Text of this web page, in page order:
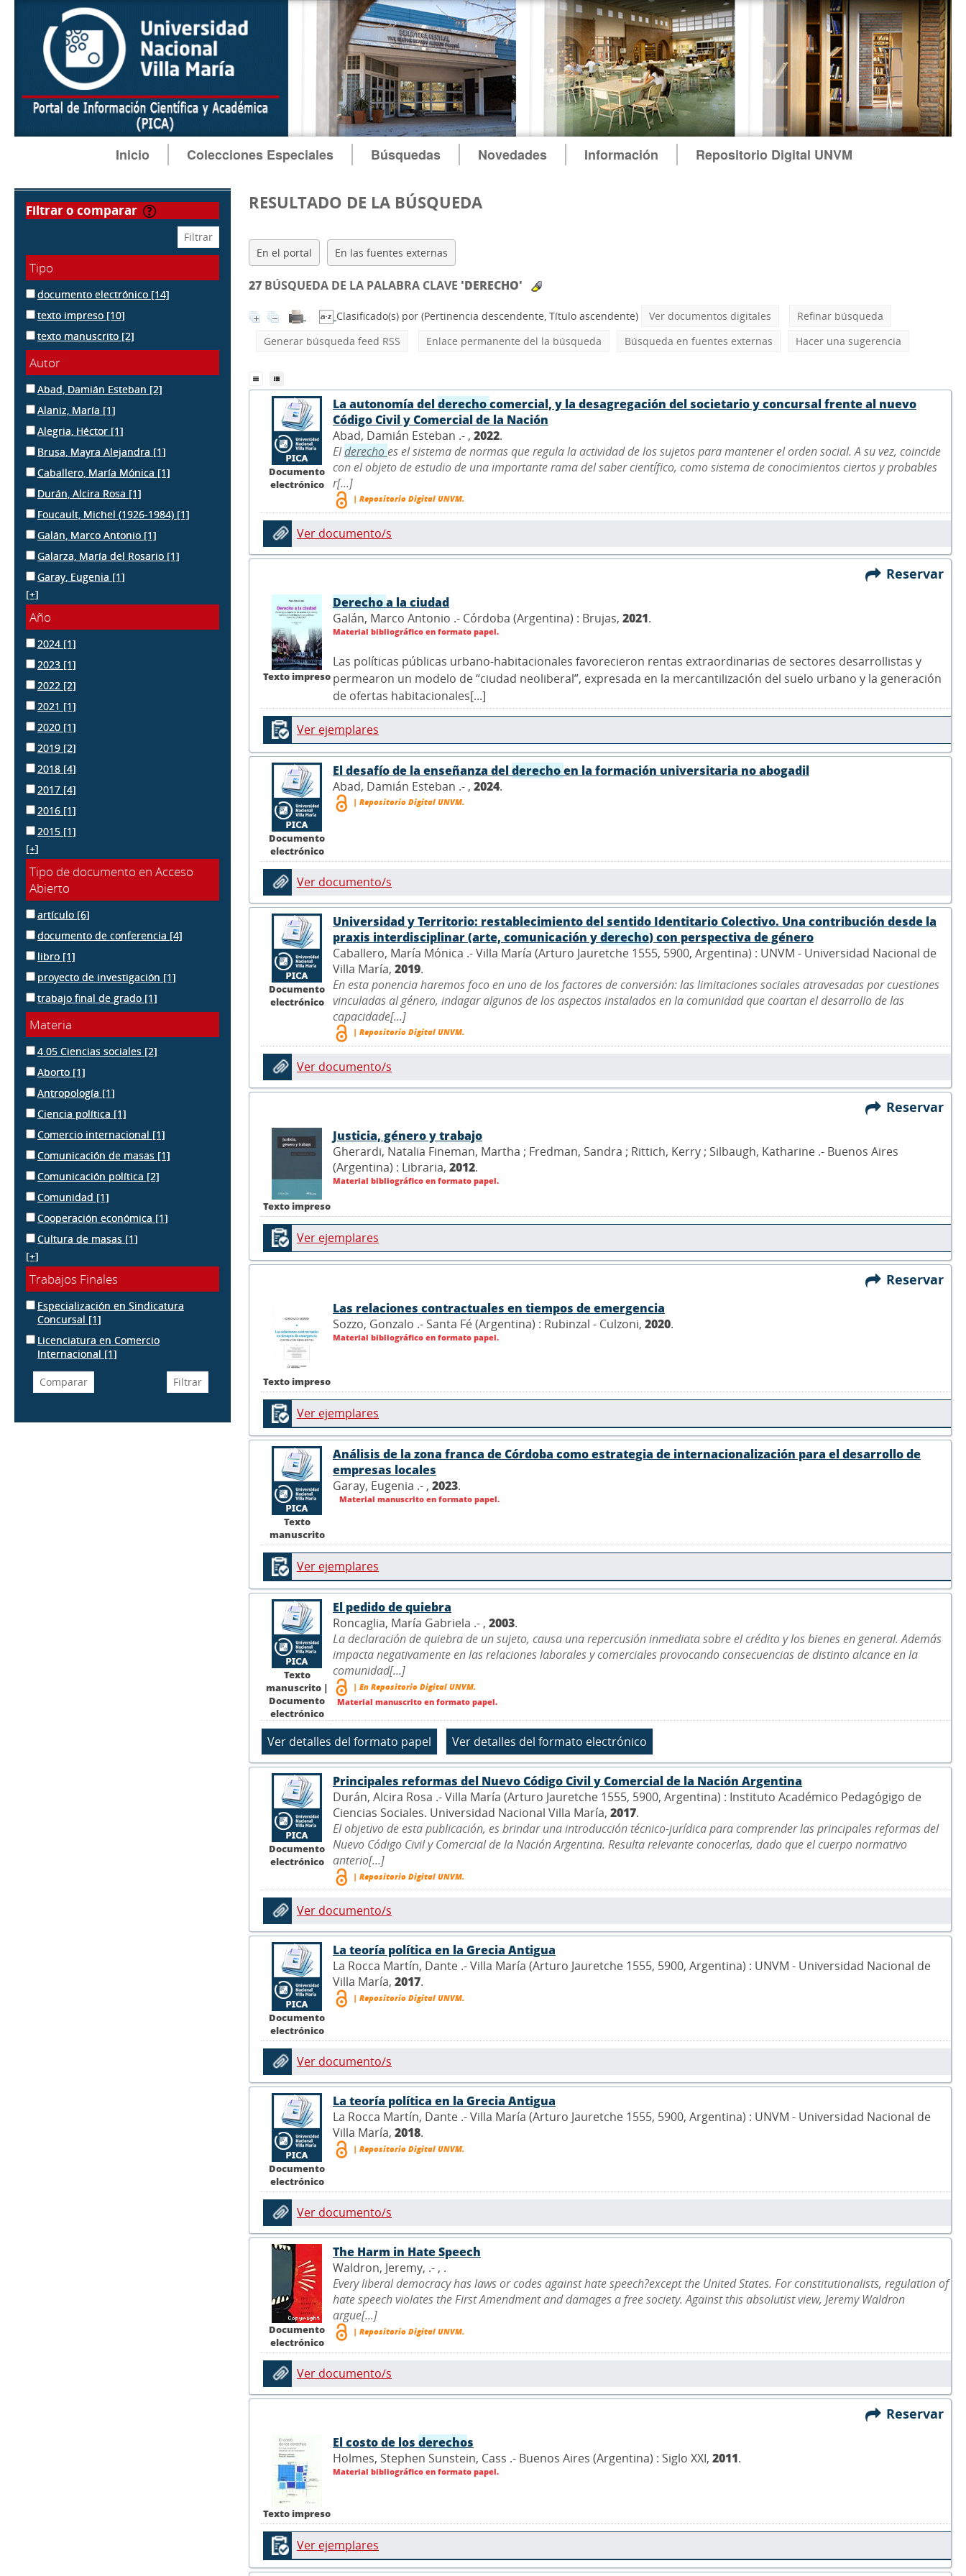
Inicio Colecciones Especiales Búsquedas Novedades Información Repositorio Digital UNVM
filtrar o comparar
Tipo
documento electrónico [14]
texto impreso [10]
texto manuscrito [2]
Autor
Abad, Damián Esteban [2]
Alaniz, María [1]
Alegria, Héctor [1]
Brusa, Mayra Alejandra [1]
Caballero, María Mónica [1]
Durán, Alcira Rosa [1]
Foucault, Michel (1926-1984) [1]
Galán, Marco Antonio [1]
Galarza, María del Rosario [1]
Garay, Eugenia [1]
[+]
Año
2024 [1]
2023 [1]
2022 [2]
2021 [1]
2020 [1]
2019 [2]
2018 [4]
2017 [4]
2016 [1]
2015 [1]
[+]
Tipo de documento en Acceso
Abierto
artículo [6]
documento de conferencia [4]
libro [1]
proyecto de investigación [1]
trabajo final de grado [1]
Materia
4.05 Ciencias sociales [2]
Aborto [1]
Antropología [1]
Ciencia política [1]
Comercio internacional [1]
Comunicación de masas [1]
Comunicación política [2]
Comunidad [1]
Cooperación económica [1]
Cultura de masas [1]
[+]
Trabajos Finales
Especialización en Sindicatura
Concursal [1]
Licenciatura en Comercio
Internacional [1]
RESULTADO DE LA BÚSQUEDA
En el portal En las fuentes externas
27 BÚSQUEDA DE LA PALABRA CLAVE 'DERECHO'
Clasificado(s) por (Pertinencia descendente, Título ascendente) Ver documentos digitales
Refinar búsqueda
Generar búsqueda feed RSS
Enlace permanente del la búsqueda Búsqueda en fuentes externas Hacer una sugerencia
Documento
electrónico
La autonomía delderechocomercial, y la desagregación del societario y concursal frente al nuevo
Código Civil y Comercial de la Nación
Abad, Damián Esteban .- , 2022.
Elderechoes el sistema de normas que regula la actividad de los sujetos para mantener el orden social. A su vez, coincide
con el objeto de estudio de una importante rama del saber científico, como sistema de conocimientos ciertos y probables
r[...]
| Repositorio Digital UNVM.
Ver documento/s
Reservar
Texto impreso
Derechoa la ciudad
Galán, Marco Antonio .- Córdoba (Argentina) : Brujas, 2021.
Material bibliográfico en formato papel.
Las políticas públicas urbano-habitacionales favorecieron rentas extraordinarias de sectores desarrollistas y
permearon un modelo de “ciudad neoliberal”, expresada en la mercantilización del suelo urbano y la generación
de ofertas habitacionales[...]
Ver ejemplares
Documento
electrónico
El desafío de la enseñanza delderechoen la formación universitaria no abogadil
Abad, Damián Esteban .- , 2024.
| Repositorio Digital UNVM.
Ver documento/s
Documento
electrónico
Universidad y Territorio: restablecimiento del sentido Identitario Colectivo. Una contribución desde la
praxis interdisciplinar (arte, comunicación yderecho) con perspectiva de género
Caballero, María Mónica .- Villa María (Arturo Jauretche 1555, 5900, Argentina) : UNVM - Universidad Nacional de
Villa María, 2019.
En esta ponencia haremos foco en uno de los factores de conversión: las limitaciones sociales atravesadas por cuestiones
vinculadas al género, indagar algunos de los aspectos instalados en la comunidad que coartan el desarrollo de las
capacidade[...]
| Repositorio Digital UNVM.
Ver documento/s
Reservar
Texto impreso
Justicia, género y trabajo
Gherardi, Natalia Fineman, Martha ; Fredman, Sandra ; Rittich, Kerry ; Silbaugh, Katharine .- Buenos Aires
(Argentina) : Libraria, 2012.
Material bibliográfico en formato papel.
Ver ejemplares
Reservar
Texto impreso
Las relaciones contractuales en tiempos de emergencia
Sozzo, Gonzalo .- Santa Fé (Argentina) : Rubinzal - Culzoni, 2020.
Material bibliográfico en formato papel.
Ver ejemplares
Texto
manuscrito
Análisis de la zona franca de Córdoba como estrategia de internacionalización para el desarrollo de
empresas locales
Garay, Eugenia .- , 2023.
Material manuscrito en formato papel.
Ver ejemplares
Texto
manuscrito |
Documento
electrónico
El pedido de quiebra
Roncaglia, María Gabriela .- , 2003.
La declaración de quiebra de un sujeto, causa una repercusión inmediata sobre el crédito y los bienes en general. Además
impacta negativamente en las relaciones laborales y comerciales provocando consecuencias de distinto alcance en la
comunidad[...]
| En Repositorio Digital UNVM.
Material manuscrito en formato papel.
Documento
electrónico
Principales reformas del Nuevo Código Civil y Comercial de la Nación Argentina
Durán, Alcira Rosa .- Villa María (Arturo Jauretche 1555, 5900, Argentina) : Instituto Académico Pedagógigo de
Ciencias Sociales. Universidad Nacional Villa María, 2017.
El objetivo de esta publicación, es brindar una introducción técnico-jurídica para comprender las principales reformas del
Nuevo Código Civil y Comercial de la Nación Argentina. Resulta relevante conocerlas, dado que el cuerpo normativo
anterio[...]
| Repositorio Digital UNVM.
Ver documento/s
Documento
electrónico
La teoría política en la Grecia Antigua
La Rocca Martín, Dante .- Villa María (Arturo Jauretche 1555, 5900, Argentina) : UNVM - Universidad Nacional de
Villa María, 2017.
| Repositorio Digital UNVM.
Ver documento/s
Documento
electrónico
La teoría política en la Grecia Antigua
La Rocca Martín, Dante .- Villa María (Arturo Jauretche 1555, 5900, Argentina) : UNVM - Universidad Nacional de
Villa María, 2018.
| Repositorio Digital UNVM.
Ver documento/s
Documento
electrónico
The Harm in Hate Speech
Waldron, Jeremy, .- , .
Every liberal democracy has laws or codes against hate speech?except the United States. For constitutionalists, regulation of
hate speech violates the First Amendment and damages a free society. Against this absolutist view, Jeremy Waldron
argue[...]
| Repositorio Digital UNVM.
Ver documento/s
Reservar
Texto impreso
El costo de los derechos
Holmes, Stephen Sunstein, Cass .- Buenos Aires (Argentina) : Siglo XXI, 2011.
Material bibliográfico en formato papel.
Ver ejemplares